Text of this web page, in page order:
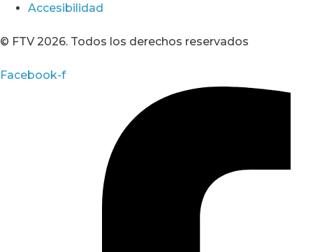
Accesibilidad
© FTV 2026. Todos los derechos reservados
Facebook-f